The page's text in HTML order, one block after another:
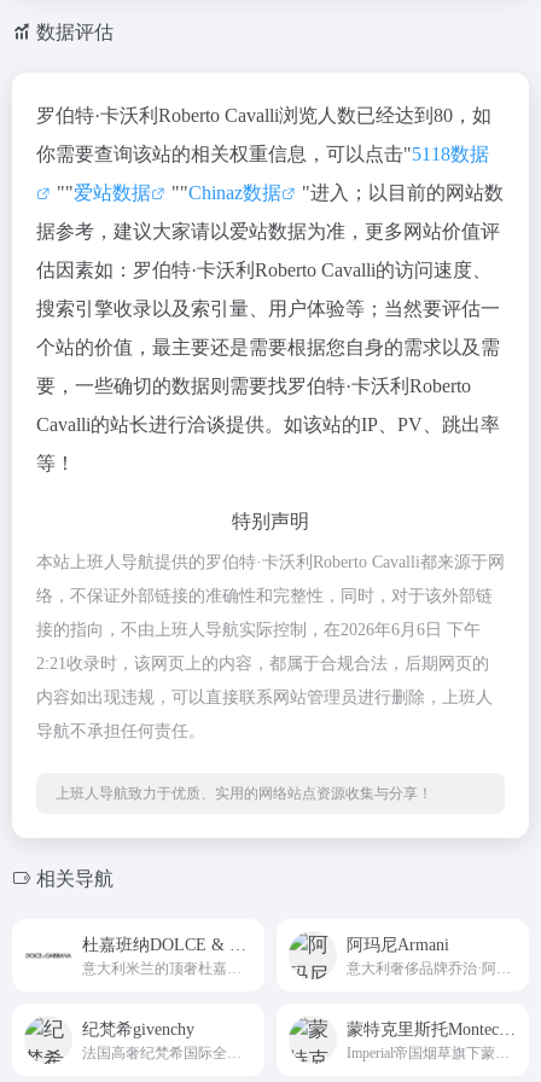
数据评估
罗伯特·卡沃利Roberto Cavalli浏览人数已经达到80，如
你需要查询该站的相关权重信息，可以点击"5118数据
""爱站数据 ""Chinaz数据
"进入；以目前的网站数
据参考，建议大家请以爱站数据为准，更多网站价值评
估因素如：罗伯特·卡沃利Roberto Cavalli的访问速度、
搜索引擎收录以及索引量、用户体验等；当然要评估一
个站的价值，最主要还是需要根据您自身的需求以及需
要，一些确切的数据则需要找罗伯特·卡沃利Roberto
Cavalli的站长进行洽谈提供。如该站的IP、PV、跳出率
等！
特别声明
本站上班人导航提供的罗伯特·卡沃利Roberto Cavalli都来源于网
络，不保证外部链接的准确性和完整性，同时，对于该外部链
接的指向，不由上班人导航实际控制，在2026年6月6日 下午
2:21收录时，该网页上的内容，都属于合规合法，后期网页的
内容如出现违规，可以直接联系网站管理员进行删除，上班人
导航不承担任何责任。
上班人导航致力于优质、实用的网络站点资源收集与分享！
相关导航
阿玛尼Armani
纪梵希givenchy